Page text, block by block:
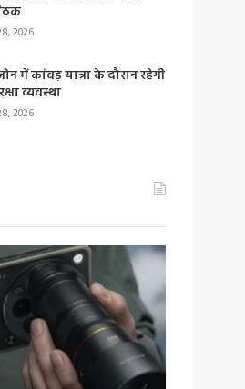
2026
में कांवड़ यात्रा के दौरान रहेगी
व्यवस्था
2026